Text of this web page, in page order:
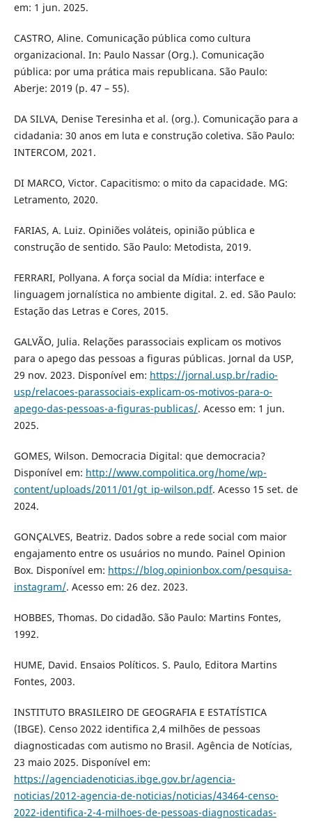
em: 1 jun. 2025.
CASTRO, Aline. Comunicação pública como cultura
organizacional. In: Paulo Nassar (Org.). Comunicação
pública: por uma prática mais republicana. São Paulo:
Aberje: 2019 (p. 47 – 55).
DA SILVA, Denise Teresinha et al. (org.). Comunicação para a
cidadania: 30 anos em luta e construção coletiva. São Paulo:
INTERCOM, 2021.
DI MARCO, Victor. Capacitismo: o mito da capacidade. MG:
Letramento, 2020.
FARIAS, A. Luiz. Opiniões voláteis, opinião pública e
construção de sentido. São Paulo: Metodista, 2019.
FERRARI, Pollyana. A força social da Mídia: interface e
linguagem jornalística no ambiente digital. 2. ed. São Paulo:
Estação das Letras e Cores, 2015.
GALVÃO, Julia. Relações parassociais explicam os motivos
para o apego das pessoas a figuras públicas. Jornal da USP,
29 nov. 2023. Disponível em: https://jornal.usp.br/radio-
usp/relacoes-parassociais-explicam-os-motivos-para-o-
apego-das-pessoas-a-figuras-publicas/. Acesso em: 1 jun.
2025.
GOMES, Wilson. Democracia Digital: que democracia?
Disponível em: http://www.compolitica.org/home/wp-
content/uploads/2011/01/gt_ip-wilson.pdf. Acesso 15 set. de
2024.
GONÇALVES, Beatriz. Dados sobre a rede social com maior
engajamento entre os usuários no mundo. Painel Opinion
Box. Disponível em: https://blog.opinionbox.com/pesquisa-
instagram/. Acesso em: 26 dez. 2023.
HOBBES, Thomas. Do cidadão. São Paulo: Martins Fontes,
1992.
HUME, David. Ensaios Políticos. S. Paulo, Editora Martins
Fontes, 2003.
INSTITUTO BRASILEIRO DE GEOGRAFIA E ESTATÍSTICA
(IBGE). Censo 2022 identifica 2,4 milhões de pessoas
diagnosticadas com autismo no Brasil. Agência de Notícias,
23 maio 2025. Disponível em:
https://agenciadenoticias.ibge.gov.br/agencia-
noticias/2012-agencia-de-noticias/noticias/43464-censo-
2022-identifica-2-4-milhoes-de-pessoas-diagnosticadas-